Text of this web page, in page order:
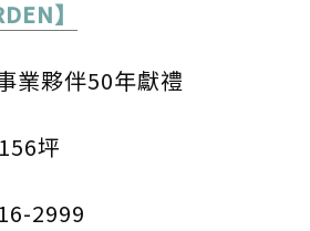
】
業夥伴50年獻禮
坪
2999